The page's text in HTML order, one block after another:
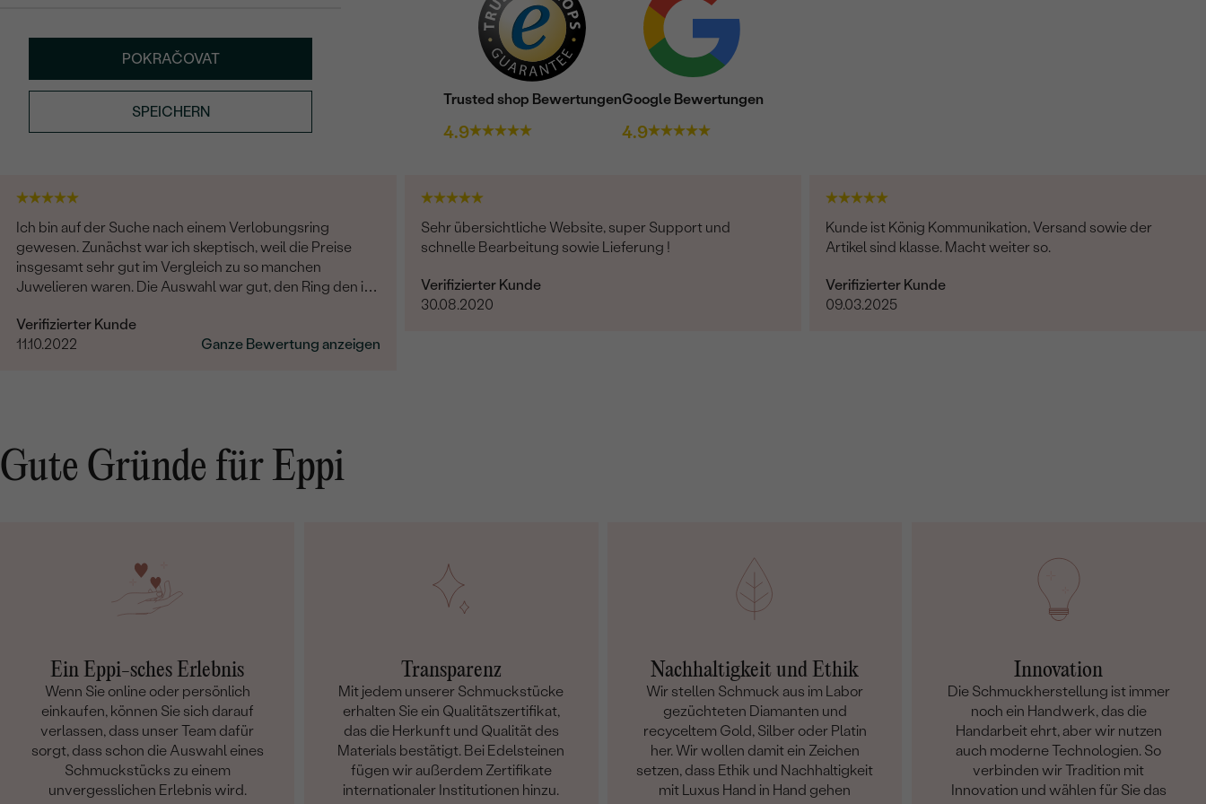
POKRAČOVAT
SPEICHERN
Trusted shop Bewertungen
4.9
Google Bewertungen
4.9
Ich bin auf der Suche nach einem Verlobungsring
gewesen. Zunächst war ich skeptisch, weil die Preise
insgesamt sehr gut im Vergleich zu so manchen
Juwelieren waren. Die Auswahl war gut, den Ring den ich
Kontakt mit dem wohl besten Kundenservice, den ich je
erlebt habe (Frau Benesova). Fragen wurden schnell
gab es auch immer wieder einen Zwischenstand über
den Produktionsfortschritt. Das Endergebnis sah dann
zuletzt noch viel besser aus als ich gehofft habe (ihr
Verifizierter Kunde
11.10.2022
Ganze Bewertung anzeigen
Sehr übersichtliche Website, super Support und
schnelle Bearbeitung sowie Lieferung !
Verifizierter Kunde
30.08.2020
Kunde ist König Kommunikation, Versand sowie der
Artikel sind klasse. Macht weiter so.
Verifizierter Kunde
09.03.2025
Gute Gründe für Eppi
Ein Eppi-sches Erlebnis
Wenn Sie online oder persönlich
einkaufen, können Sie sich darauf
verlassen, dass unser Team dafür
sorgt, dass schon die Auswahl eines
Schmuckstücks zu einem
unvergesslichen Erlebnis wird.
Transparenz
Mit jedem unserer Schmuckstücke
erhalten Sie ein Qualitätszertifikat,
das die Herkunft und Qualität des
Materials bestätigt. Bei Edelsteinen
fügen wir außerdem Zertifikate
internationaler Institutionen hinzu.
Nachhaltigkeit und Ethik
Wir stellen Schmuck aus im Labor
gezüchteten Diamanten und
recyceltem Gold, Silber oder Platin
her. Wir wollen damit ein Zeichen
setzen, dass Ethik und Nachhaltigkeit
mit Luxus Hand in Hand gehen
Innovation
Die Schmuckherstellung ist immer
noch ein Handwerk, das die
Handarbeit ehrt, aber wir nutzen
auch moderne Technologien. So
verbinden wir Tradition mit
Innovation und wählen für Sie das